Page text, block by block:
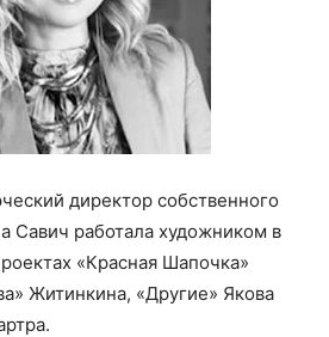
директор собственного
Савич работала художником в
«Красная Шапочка»
Житинкина, «Другие» Якова